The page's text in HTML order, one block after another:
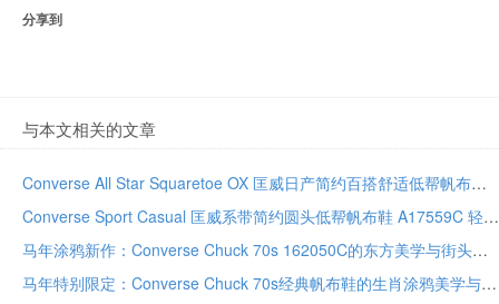
分享到
与本文相关的文章
Converse All Star Squaretoe OX 匡威日产简约百搭舒适低帮帆布鞋 1SF075
Converse Sport Casual 匡威系带简约圆头低帮帆布鞋 A17559C 轻便透气帆布鞋面硫化橡胶大底
马年涂鸦新作：Converse Chuck 70s 162050C的东方美学与街头潮流碰撞
马年特别限定：Converse Chuck 70s经典帆布鞋的生肖涂鸦美学与日常穿搭指南